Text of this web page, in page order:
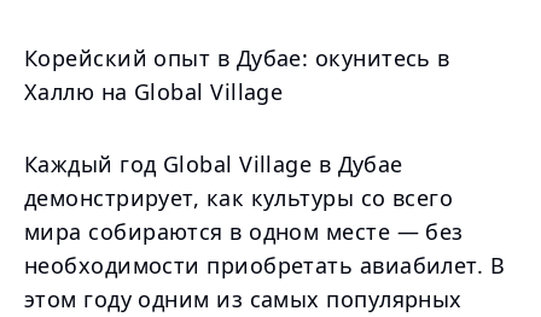
Корейский опыт в Дубае: окунитесь в
Халлю на Global Village
Каждый год Global Village в Дубае
демонстрирует, как культуры со всего
мира собираются в одном месте — без
необходимости приобретать авиабилет. В
этом году одним из самых популярных